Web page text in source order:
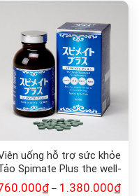
uống hỗ trợ sức khỏe
Spimate Plus the well-
balanced supplement
₫ – 1.380.000₫